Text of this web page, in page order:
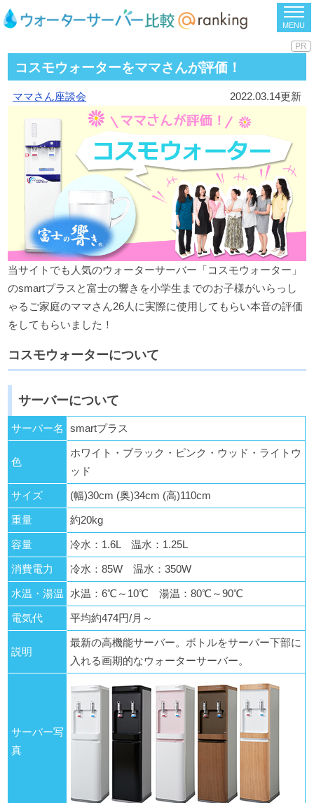
MENU
コスモウォーターをママさんが評価！
ママさん座談会 2022.03.14更新
当サイトでも人気のウォーターサーバー「コスモウォーター」
のsmartプラスと富士の響きを小学生までのお子様がいらっし
ゃるご家庭のママさん26人に実際に使用してもらい本音の評価
をしてもらいました！
コスモウォーターについて
サーバーについて
サーバー名 smartプラス
色
ホワイト・ブラック・ピンク・ウッド・ライトウ
ッド
サイズ (幅)30cm (奥)34cm (高)110cm
重量 約20kg
容量 冷水：1.6L 温水：1.25L
消費電力 冷水：85W 温水：350W
水温・湯温 水温：6℃～10℃ 湯温：80℃～90℃
電気代 平均約474円/月～
説明
最新の高機能サーバー。ボトルをサーバー下部に
入れる画期的なウォーターサーバー。
サーバー写
真